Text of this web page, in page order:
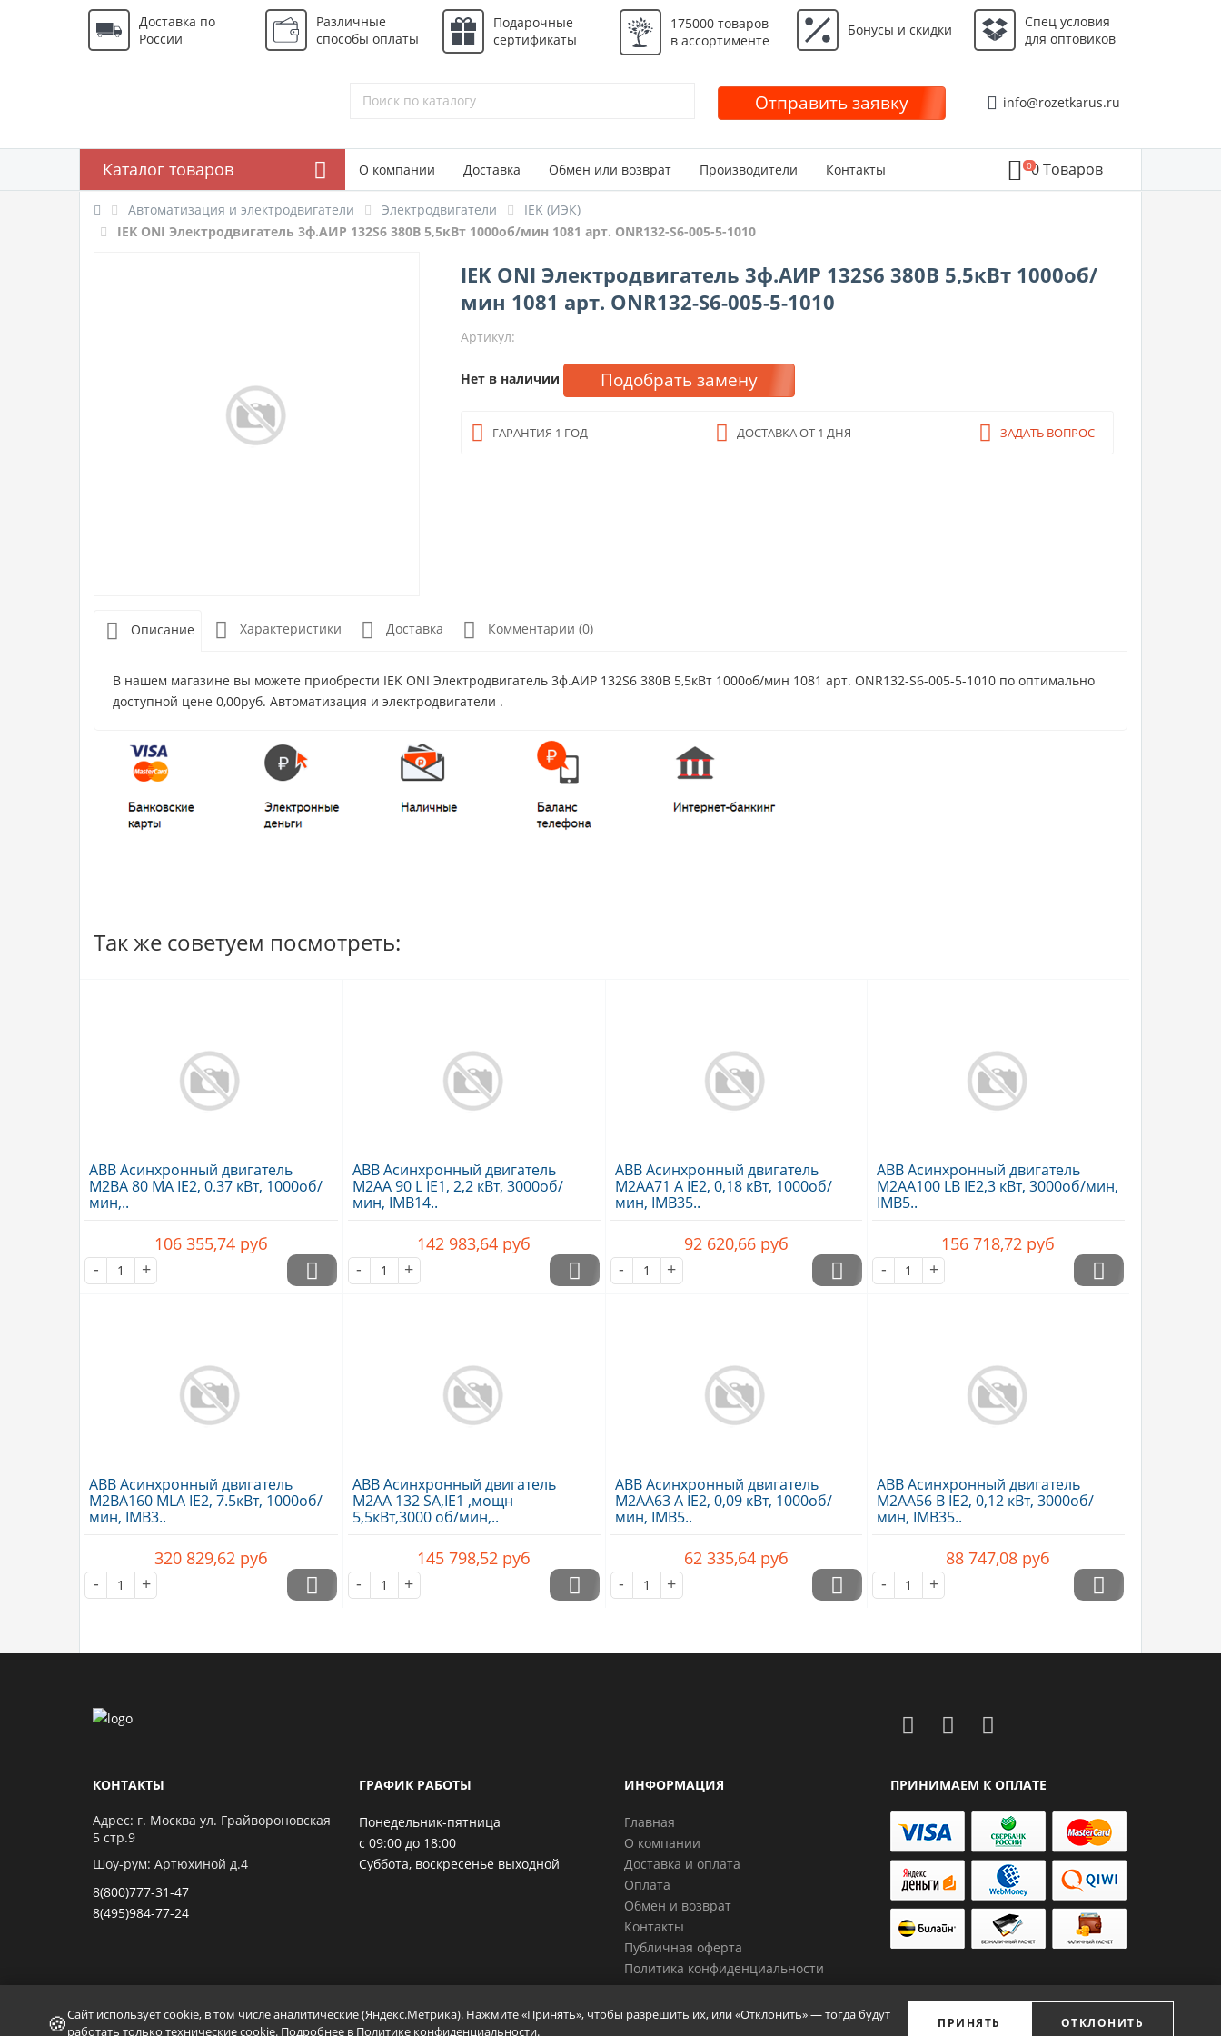
Доставка по
России
Различные
способы оплаты
Подарочные
сертификаты
175000 товаров
в ассортименте
Бонусы и скидки
Спец условия
для оптовиков
Отправить заявку info@rozetkarus.ru
О компании Доставка Обмен или возврат Производители Контакты 0Товаров
0
Каталог товаров
Автоматизация и электродвигатели Электродвигатели
IEK (ИЭК)
IEK ONI Электродвигатель 3ф.АИР 132S6 380В 5,5кВт 1000об/мин 1081 арт. ONR132-S6-005-5-1010
IEK ONI Электродвигатель 3ф.АИР 132S6 380В 5,5кВт 1000об/
мин 1081 арт. ONR132-S6-005-5-1010
Артикул:
Нет в наличии Подобрать замену
ГАРАНТИЯ 1 ГОД ДОСТАВКА ОТ 1 ДНЯ ЗАДАТЬ ВОПРОС
Описание Характеристики Доставка Комментарии (0)
В нашем магазине вы можете приобрести IEK ONI Электродвигатель 3ф.АИР 132S6 380В 5,5кВт 1000об/мин 1081 арт. ONR132-S6-005-5-1010 по оптимально
доступной цене 0,00руб. Автоматизация и электродвигатели .
Так же советуем посмотреть:
ABB Асинхронный двигатель
M2BA 80 MA IE2, 0.37 кВт, 1000об/
мин,..
106 355,74 руб
-
+
ABB Асинхронный двигатель
M2AA 90 L IE1, 2,2 кВт, 3000об/
мин, IMB14..
142 983,64 руб
-
+
ABB Асинхронный двигатель
M2AA71 A IE2, 0,18 кВт, 1000об/
мин, IMB35..
92 620,66 руб
-
+
ABB Асинхронный двигатель
M2AA100 LB IE2,3 кВт, 3000об/мин,
IMB5..
156 718,72 руб
-
+
ABB Асинхронный двигатель
M2BA160 MLA IE2, 7.5кВт, 1000об/
мин, IMB3..
320 829,62 руб
-
+
ABB Асинхронный двигатель
M2AA 132 SA,IE1 ,мощн
5,5кВт,3000 об/мин,..
145 798,52 руб
-
+
ABB Асинхронный двигатель
M2AA63 A IE2, 0,09 кВт, 1000об/
мин, IMB5..
62 335,64 руб
-
+
ABB Асинхронный двигатель
M2AA56 B IE2, 0,12 кВт, 3000об/
мин, IMB35..
88 747,08 руб
-
+
КОНТАКТЫ
Адрес: г. Москва ул. Грайвороновская
5 стр.9
Шоу-рум: Артюхиной д.4
8(800)777-31-47
8(495)984-77-24
ГРАФИК РАБОТЫ
Понедельник-пятница
с 09:00 до 18:00
Суббота, воскресенье выходной
ИНФОРМАЦИЯ
Главная
О компании
Доставка и оплата
Оплата
Обмен и возврат
Контакты
Публичная оферта
Политика конфиденциальности
ПРИНИМАЕМ К ОПЛАТЕ
🍪Сайт использует cookie, в том числе аналитические (Яндекс.Метрика). Нажмите «Принять», чтобы разрешить их, или «Отклонить» — тогда будут
работать только технические cookie. Подробнее в Политике конфиденциальности.
ПРИНЯТЬ ОТКЛОНИТЬ